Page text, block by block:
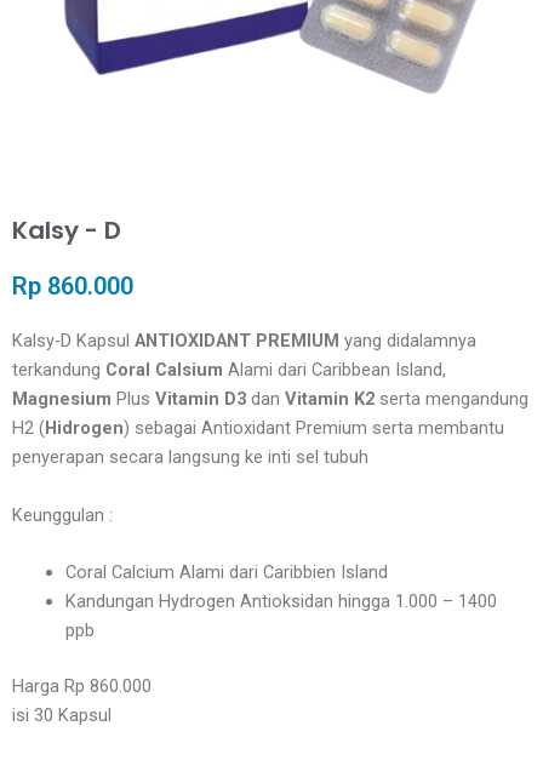
Kalsy - D
Rp 860.000
Kalsy-D Kapsul ANTIOXIDANT PREMIUM yang didalamnya
terkandung Coral Calsium Alami dari Caribbean Island,
Magnesium Plus Vitamin D3 dan Vitamin K2 serta mengandung
H2 (Hidrogen) sebagai Antioxidant Premium serta membantu
penyerapan secara langsung ke inti sel tubuh
Keunggulan :
Coral Calcium Alami dari Caribbien Island
Kandungan Hydrogen Antioksidan hingga 1.000 – 1400
ppb
Harga Rp 860.000
isi 30 Kapsul